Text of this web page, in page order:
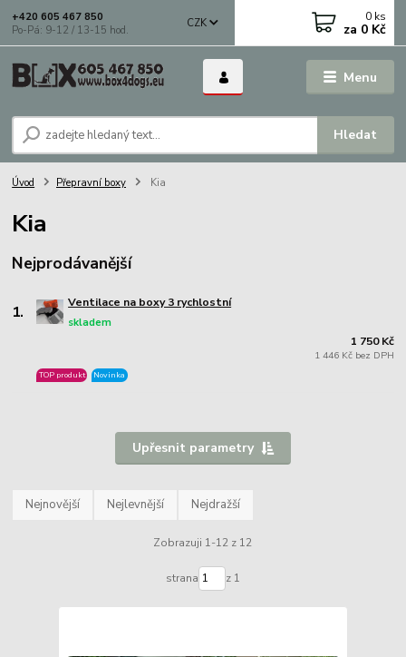
Menu
CZK
Hledat
+420 605 467 850
Po-Pá: 9-12 / 13-15 hod.
0 ks
za 0 Kč
Úvod Přepravní boxy Kia
Kia
Nejprodávanější
1. Ventilace na boxy 3 rychlostní
skladem
TOP produkt Novinka
1 750 Kč
1 446 Kč bez DPH
Upřesnit parametry
Nejnovější Nejlevnější Nejdražší
Zobrazuji 1-12 z 12
strana z 1